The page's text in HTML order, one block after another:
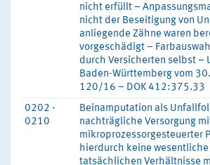
nicht erfüllt –
nicht der Beseitigung von
anliegende Zähne waren
vorgeschädigt –
durch Versicherten selbst –
Baden-Württemberg vom
120/16 – DOK 412:375.33
0202 -
0210
Beinamputation als
nachträgliche Versorgung
mikroprozessorgesteuerter
hierdurch keine
tatsächlichen Verhältnisse